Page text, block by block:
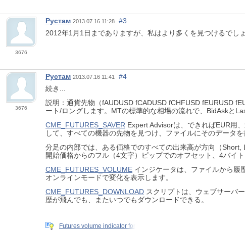
3676
Рустам 2013.07.16 11:28
#3
2012年1月1日までありますが、私はより多くを見つけるで
3676
Рустам 2013.07.16 11:41
#4
続き...
説明：通貨先物（fAUDUSD fCADUSD fCHFUSD fEURUSD
ート/ロングします。MTの標準的な相場の流れで、BidAskと
CME_FUTURES_SAVER Expert Advisorは、できればEUR用
して、すべての機器の先物を見つけ、ファイルにそのデータを
分足の内部では、ある価格でのすべての出来高が方向（
開始価格からのフル（4文字）ピップでのオフセット、4バイ
CME_FUTURES_VOLUME インジケータは、ファイルから履
オンラインモードで変化を表示します。
CME_FUTURES_DOWNLOAD スクリプトは、ウェブサーバ
歴が飛んでも、またいつでもダウンロードできる。
Futures volume indicator for